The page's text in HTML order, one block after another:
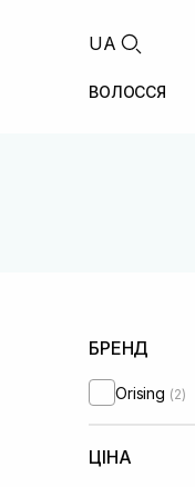
UA
ВОЛОССЯ
БРЕНД
Orising (2)
ЦІНА